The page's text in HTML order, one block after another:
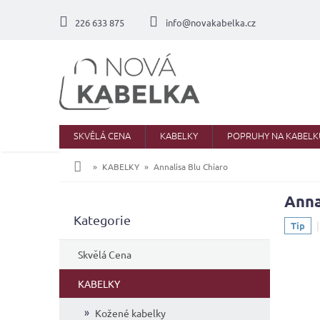
226 633 875 info@novakabelka.cz
SKVĚLÁ CENA KABELKY POPRUHY NA
DomůKABELKY Annalisa Blu Chiaro
s
r
n
Přeskočit
Kategorie
Skvělá Cena
KABELKY
Kožené kabelky
Tip